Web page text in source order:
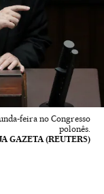
feira no Congresso
polonês.
GAZETA (REUTERS)